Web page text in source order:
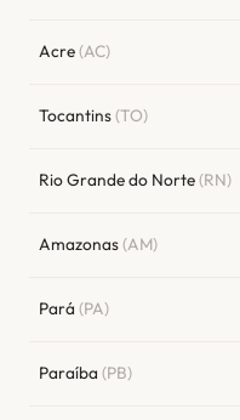
Acre(AC)
Tocantins(TO)
Rio Grande do Norte(RN)
Amazonas(AM)
Pará (PA)
Paraíba (PB)